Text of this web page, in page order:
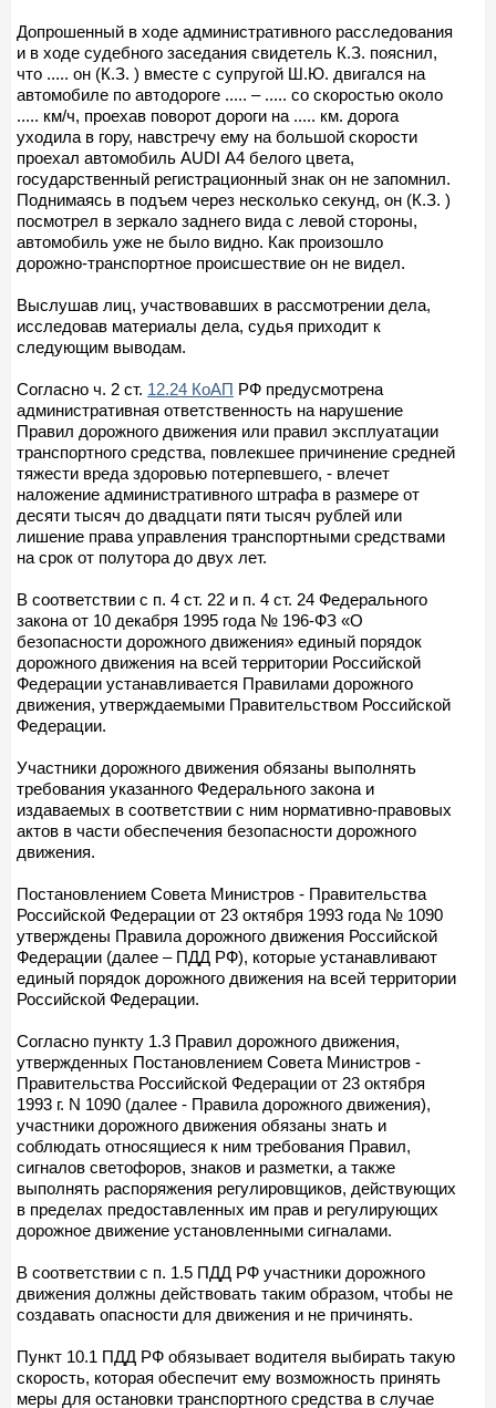
Допрошенный в ходе административного расследования
и в ходе судебного заседания свидетель К.З. пояснил,
что ..... он (К.З. ) вместе с супругой Ш.Ю. двигался на
автомобиле по автодороге ..... – ..... со скоростью около
..... км/ч, проехав поворот дороги на ..... км. дорога
уходила в гору, навстречу ему на большой скорости
проехал автомобиль AUDI А4 белого цвета,
государственный регистрационный знак он не запомнил.
Поднимаясь в подъем через несколько секунд, он (К.З. )
посмотрел в зеркало заднего вида с левой стороны,
автомобиль уже не было видно. Как произошло
дорожно-транспортное происшествие он не видел.
Выслушав лиц, участвовавших в рассмотрении дела,
исследовав материалы дела, судья приходит к
следующим выводам.
Согласно ч. 2 ст. 12.24 КоАП РФ предусмотрена
административная ответственность на нарушение
Правил дорожного движения или правил эксплуатации
транспортного средства, повлекшее причинение средней
тяжести вреда здоровью потерпевшего, - влечет
наложение административного штрафа в размере от
десяти тысяч до двадцати пяти тысяч рублей или
лишение права управления транспортными средствами
на срок от полутора до двух лет.
В соответствии с п. 4 ст. 22 и п. 4 ст. 24 Федерального
закона от 10 декабря 1995 года № 196-ФЗ «О
безопасности дорожного движения» единый порядок
дорожного движения на всей территории Российской
Федерации устанавливается Правилами дорожного
движения, утверждаемыми Правительством Российской
Федерации.
Участники дорожного движения обязаны выполнять
требования указанного Федерального закона и
издаваемых в соответствии с ним нормативно-правовых
актов в части обеспечения безопасности дорожного
движения.
Постановлением Совета Министров - Правительства
Российской Федерации от 23 октября 1993 года № 1090
утверждены Правила дорожного движения Российской
Федерации (далее – ПДД РФ), которые устанавливают
единый порядок дорожного движения на всей территории
Российской Федерации.
Согласно пункту 1.3 Правил дорожного движения,
утвержденных Постановлением Совета Министров -
Правительства Российской Федерации от 23 октября
1993 г. N 1090 (далее - Правила дорожного движения),
участники дорожного движения обязаны знать и
соблюдать относящиеся к ним требования Правил,
сигналов светофоров, знаков и разметки, а также
выполнять распоряжения регулировщиков, действующих
в пределах предоставленных им прав и регулирующих
дорожное движение установленными сигналами.
В соответствии с п. 1.5 ПДД РФ участники дорожного
движения должны действовать таким образом, чтобы не
создавать опасности для движения и не причинять.
Пункт 10.1 ПДД РФ обязывает водителя выбирать такую
скорость, которая обеспечит ему возможность принять
меры для остановки транспортного средства в случае